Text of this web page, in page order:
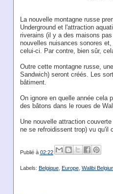
La nouvelle montagne russe
Underground et l'attraction
riverains (il y a des maisons
nouvelles nuisances sonores
celui-ci. Par contre, bien sûr,
Outre cette montagne russe,
Sandwich) seront créés. Les
bâtiment.
On ignore en quelle année cela
des bâtons dans le roues de
Une nouvelle attraction
ne se refroidissent trop) vu qu'il
Publié à 02:22
Labels: Belgique, Europe, Walibi